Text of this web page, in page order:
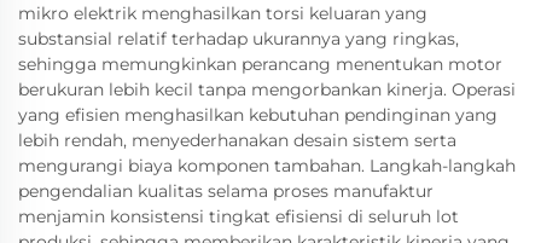
mikro elektrik menghasilkan torsi keluaran yang
substansial relatif terhadap ukurannya yang ringkas,
sehingga memungkinkan perancang menentukan motor
berukuran lebih kecil tanpa mengorbankan kinerja. Operasi
yang efisien menghasilkan kebutuhan pendinginan yang
lebih rendah, menyederhanakan desain sistem serta
mengurangi biaya komponen tambahan. Langkah-langkah
pengendalian kualitas selama proses manufaktur
menjamin konsistensi tingkat efisiensi di seluruh lot